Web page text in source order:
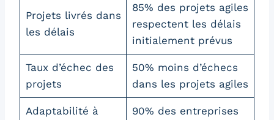
Projets livrés dans
les délais
85% des projets agiles
respectent les délais
initialement prévus
Taux d’échec des
projets
50% moins d’échecs
dans les projets agiles
Adaptabilité à
90% des entreprises